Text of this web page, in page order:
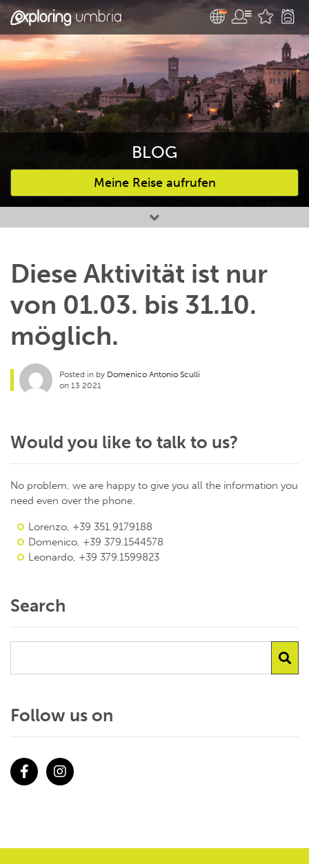
BLOG
Meine Reise aufrufen
Bevorzugte Aktivitäten
Diese Aktivität ist nur
von 01.03. bis 31.10.
möglich.
Posted in by Domenico Antonio Sculli
on 13 2021
Would you like to talk to us?
No problem, we are happy to give you all the information you
need even over the phone.
Lorenzo, +39 351.9179188
Domenico, +39 379.1544578
Leonardo, +39 379.1599823
Search
Follow us on